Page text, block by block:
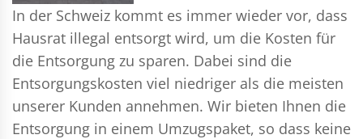
In der Schweiz kommt es immer wieder vor, dass
Hausrat illegal entsorgt wird, um die Kosten für
die Entsorgung zu sparen. Dabei sind die
Entsorgungskosten viel niedriger als die meisten
unserer Kunden annehmen. Wir bieten Ihnen die
Entsorgung in einem Umzugspaket, so dass keine